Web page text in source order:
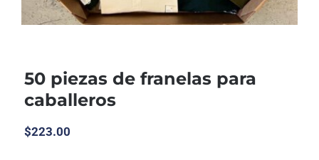
50 piezas de franelas para
caballeros
$223.00